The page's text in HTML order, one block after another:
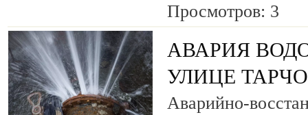
Просмотров: 3
АВАРИЯ
УЛИЦЕ
Аварийно-